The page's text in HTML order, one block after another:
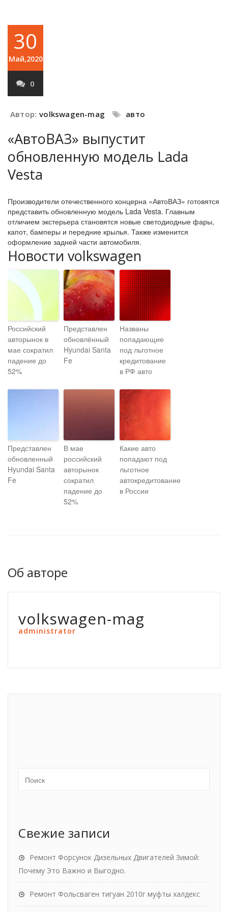
30
Май,2020
0
Автор: volkswagen-mag авто
«АвтоВАЗ» выпустит
обновленную модель Lada
Vesta
Производители отечественного концерна «АвтоВАЗ» готовятся
представить обновленную модель Lada Vesta. Главным
отличием экстерьера становятся новые светодиодные фары,
капот, бамперы и передние крылья. Также изменится
оформление задней части автомобиля.
Новости volkswagen
Российский
авторынок в
мае сократил
падение до
52%
Представлен
обновлённый
Hyundai Santa
Fe
Названы
попадающие
под льготное
кредитование
в РФ авто
Представлен
обновленный
Hyundai Santa
Fe
В мае
российский
авторынок
сократил
падение до
52%
Какие авто
попадают под
льготное
автокредитование
в России
Об авторе
volkswagen-mag
administrator
Свежие записи
Ремонт Форсунок Дизельных Двигателей Зимой:
Почему Это Важно и Выгодно.
Ремонт Фольсваген тигуан 2010г муфты халдекс